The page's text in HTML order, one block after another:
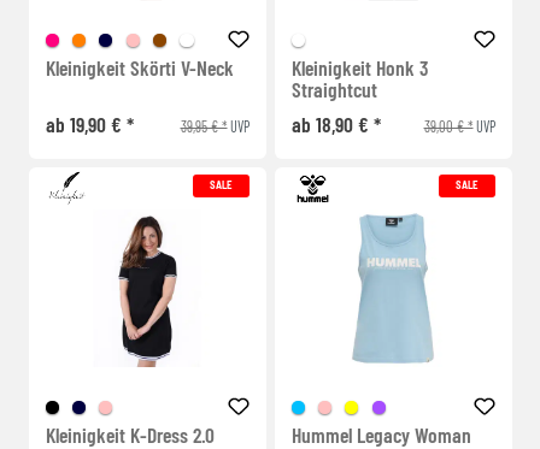
Kleinigkeit Skörti V-Neck
ab 19,90 € * 39,95 € *UVP
Kleinigkeit Honk 3
Straightcut
ab 18,90 € *
39,00 € *UVP
SALE
Kleinigkeit K-Dress 2.0
SALE
Hummel Legacy Woman